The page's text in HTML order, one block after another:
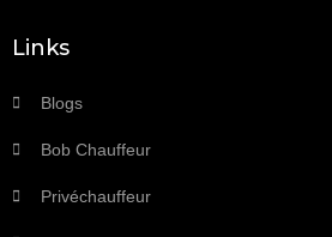
Links
Blogs
Bob Chauffeur
Privéchauffeur